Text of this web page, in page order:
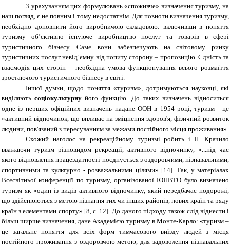
З урахуванням цих формулювань «споживче» визначення туризму, на
наш погляд, є не повним і тому недостатнім. Для повноти визначення туризму,
необхідно доповнити його виробничою складовою: включивши в поняття
туризму об’єктивно існуюче виробництво послуг та товарів в сфері
туристичного бізнесу. Саме вони забезпечують на світовому ринку
туристичних послуг невід’ємну від попиту сторону – пропозицію. Єдність та
взаємодія цих сторін – необхідна умова функціонування всього розмаїття
зростаючого туристичного бізнесу в світі.
Іншої думки, щодо поняття «туризм», дотримуються науковці, які
виділяютьсоціокультурнуйого функцію. До таких визначень відноситься
одне із перших офіційних визначень надане ООН в 1954 році, туризм - це
«активний відпочинок, що впливає на зміцнення здоров'я, фізичний розвиток
людини, пов'язаний з пересуванням за межами постійного місця проживання».
Схожий наголос на рекреаційному туризмі робить і Н. Крачило
вважаючи туризм різновидом рекреації, активного відпочинку, «...під час
якого відновлення працездатності поєднується з оздоровчими, пізнавальними,
спортивними та культурно - розважальними цілями» [14]. Так, у матеріалах
Всесвітньої конференції по туризму, організованої ЮНВТО було визначено
туризм як «один із видів активного відпочинку, який передбачає подорожі,
що здійснюються з метою пізнання тих чи інших районів, нових країн та ряду
країн з елементами спорту» [8, с. 12]. До даного підходу також слід віднести і
більш ширше визначення, дане Академією туризму в Монте-Карло: «туризм –
це загальне поняття для всіх форм тимчасового виїзду людей з місця
постійного проживання з оздоровчою метою, для задоволення пізнавальних